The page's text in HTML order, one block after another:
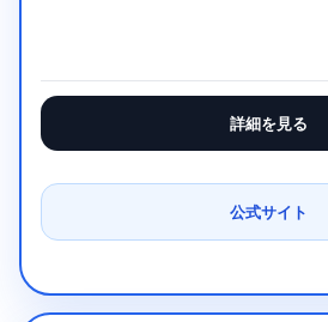
詳細を見る
公式サイト